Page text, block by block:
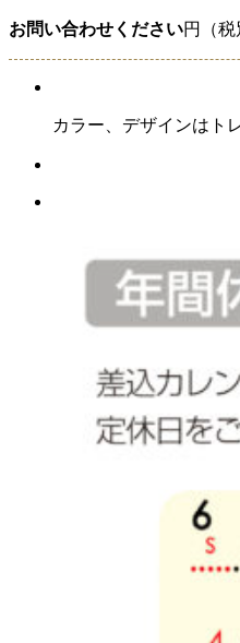
お問い合わせください円（税
カラー、デザインはト